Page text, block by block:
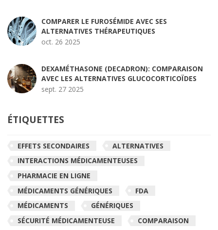
COMPARER LE FUROSÉMIDE AVEC SES
ALTERNATIVES THÉRAPEUTIQUES
oct. 26 2025
DEXAMÉTHASONE (DECADRON): COMPARAISON
AVEC LES ALTERNATIVES GLUCOCORTICOÏDES
sept. 27 2025
ÉTIQUETTES
EFFETS SECONDAIRES
ALTERNATIVES
INTERACTIONS MÉDICAMENTEUSES
PHARMACIE EN LIGNE
MÉDICAMENTS GÉNÉRIQUES
FDA
MÉDICAMENTS
GÉNÉRIQUES
SÉCURITÉ MÉDICAMENTEUSE
COMPARAISON